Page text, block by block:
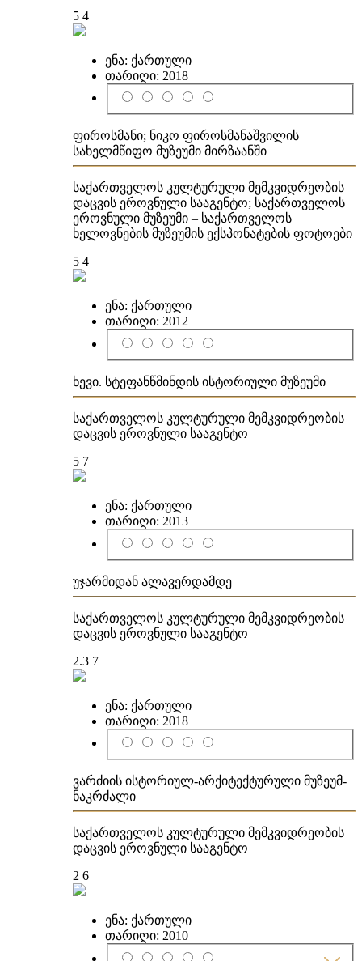
5 4
ენა: ქართული
თარიღი: 2018
ფიროსმანი; ნიკო ფიროსმანაშვილის
სახელმწიფო მუზეუმი მირზაანში
საქართველოს კულტურული მემკვიდრეობის
დაცვის ეროვნული სააგენტო; საქართველოს
ეროვნული მუზეუმი – საქართველოს
ხელოვნების მუზეუმის ექსპონატების ფოტოები
5 4
ენა: ქართული
თარიღი: 2012
ხევი. სტეფანწმინდის ისტორიული მუზეუმი
საქართველოს კულტურული მემკვიდრეობის
დაცვის ეროვნული სააგენტო
5 7
ენა: ქართული
თარიღი: 2013
უჯარმიდან ალავერდამდე
საქართველოს კულტურული მემკვიდრეობის
დაცვის ეროვნული სააგენტო
2.3 7
ენა: ქართული
თარიღი: 2018
ვარძიის ისტორიულ-არქიტექტურული მუზეუმ-
ნაკრძალი
საქართველოს კულტურული მემკვიდრეობის
დაცვის ეროვნული სააგენტო
2 6
ენა: ქართული
თარიღი: 2010